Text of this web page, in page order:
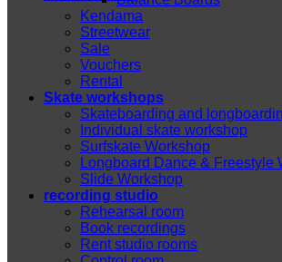
Kendama
Streetwear
Sale
Vouchers
Rental
Skate workshops
Skateboarding and
Individual skate workshop
Surfskate Workshop
Longboard Dance & Freestyle
Slide Workshop
recording studio
Rehearsal room
Book recordings
Rent studio rooms